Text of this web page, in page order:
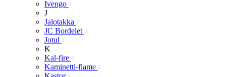
Ivengo
J
Jalotakka
JC Bordelet
Jotul
K
Kal-fire
Kaminetti-flame